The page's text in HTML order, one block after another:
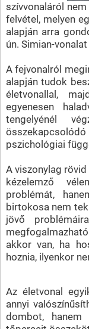
szívvonaláról
felvétel, melyen
alapján arra
ún. Simian-
A fejvonalról
alapján tudok
életvonallal,
egyenesen
tengelyénél
pszichológiai
A viszonylag
kézelemző
problémát,
birtokosa nem
jövő
akkor van, ha
hoznia, ilyenkor
Az életvonal
annyi
dombot,